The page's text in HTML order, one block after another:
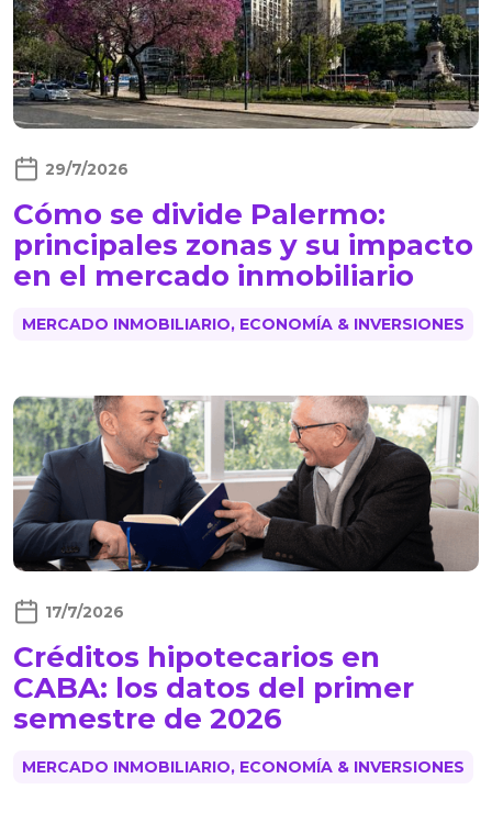
29/7/2026
Cómo se divide Palermo:
principales zonas y su impacto
en el mercado inmobiliario
MERCADO INMOBILIARIO, ECONOMÍA & INVERSIONES
17/7/2026
Créditos hipotecarios en
CABA: los datos del primer
semestre de 2026
MERCADO INMOBILIARIO, ECONOMÍA & INVERSIONES